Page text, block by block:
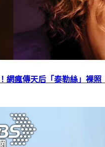
網瘋傳天后「泰勒絲」裸